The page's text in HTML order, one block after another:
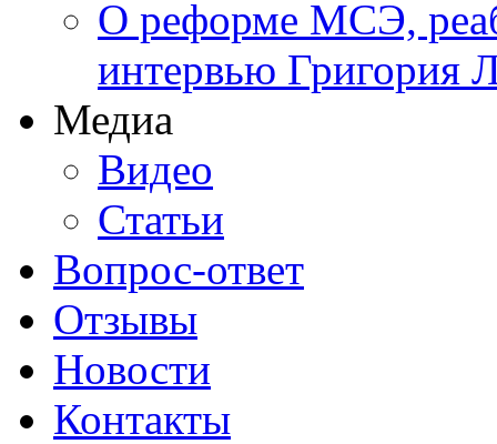
О реформе МСЭ,
интервью Григория
Медиа
Видео
Статьи
Вопрос-ответ
Отзывы
Новости
Контакты